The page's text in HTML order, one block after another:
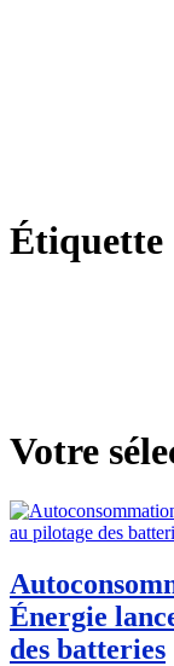
Étiquette
Votre
Énergie
des batteries